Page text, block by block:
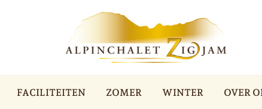
FACILITEITEN ZOMER WINTER OVER